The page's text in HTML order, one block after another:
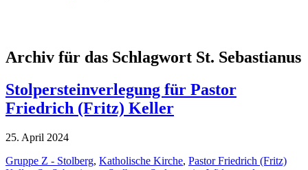
Archiv für das Schlagwort St. Sebastianus
Stolpersteinverlegung für Pastor
Friedrich (Fritz) Keller
25. April 2024
Gruppe Z - Stolberg, Katholische Kirche, Pastor Friedrich (Fritz)